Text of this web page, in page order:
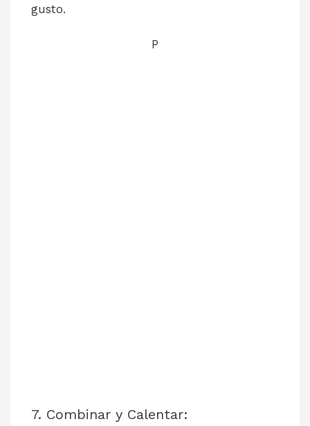
gusto.
P
7. Combinar y Calentar: